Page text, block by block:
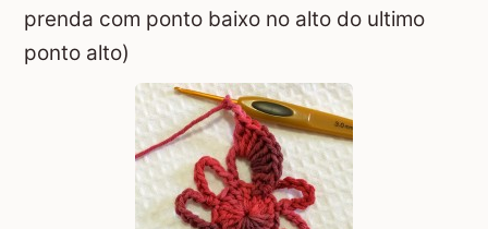
prenda com ponto baixo no alto do ultimo
ponto alto)